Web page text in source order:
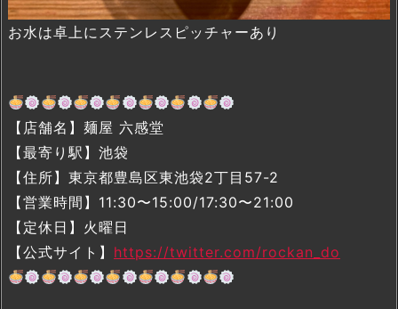
お水は卓上にステンレスピッチャーあり
【店舗名】麺屋 六感堂
【最寄り駅】池袋
【住所】東京都豊島区東池袋2丁目57-2
【営業時間】11:30〜15:00/17:30〜21:00
【定休日】火曜日
【公式サイト】 https://twitter.com/rockan_do